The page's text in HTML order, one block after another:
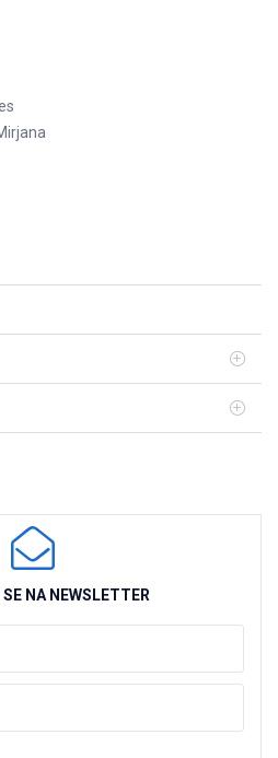
NA NEWSLETTER